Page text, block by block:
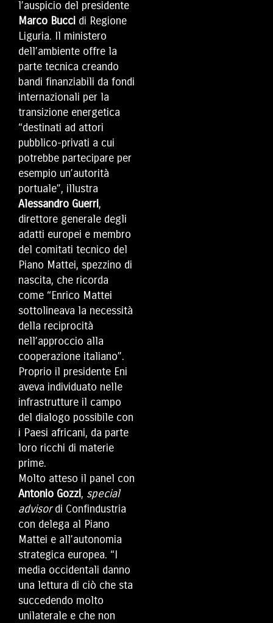
l’auspicio del presidente
Marco Bucci di Regione
Liguria. Il ministero
dell’ambiente offre la
parte tecnica creando
bandi finanziabili da fondi
internazionali per la
transizione energetica
“destinati ad attori
pubblico-privati a cui
potrebbe partecipare per
esempio un’autorità
portuale”, illustra
Alessandro Guerri,
direttore generale degli
adatti europei e membro
del comitati tecnico del
Piano Mattei, spezzino di
nascita, che ricorda
come “Enrico Mattei
sottolineava la necessità
della reciprocità
nell’approccio alla
cooperazione italiano”.
Proprio il presidente Eni
aveva individuato nelle
infrastrutture il campo
del dialogo possibile con
i Paesi africani, da parte
loro ricchi di materie
prime.
Molto atteso il panel con
Antonio Gozzi, special
advisordi Confindustria
con delega al Piano
Mattei e all’autonomia
strategica europea. “I
media occidentali danno
una lettura di ciò che sta
succedendo molto
unilaterale e che non